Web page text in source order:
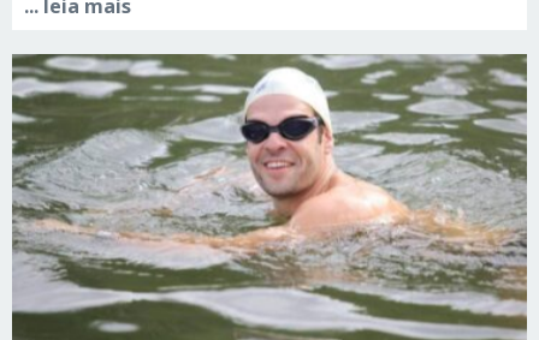
... leia mais